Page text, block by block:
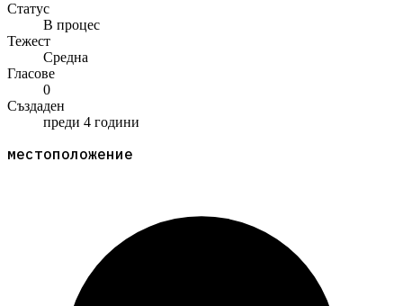
Статус
В процес
Тежест
Средна
Гласове
0
Създаден
преди 4 години
местоположение